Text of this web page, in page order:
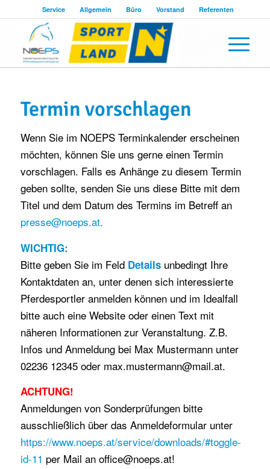
Service Allgemein Büro Vorstand Referenten
Termin vorschlagen
Wenn Sie im NOEPS Terminkalender erscheinen
möchten, können Sie uns gerne einen Termin
vorschlagen. Falls es Anhänge zu diesem Termin
geben sollte, senden Sie uns diese Bitte mit dem
Titel und dem Datum des Termins im Betreff an
presse@noeps.at.
WICHTIG:
Bitte geben Sie im Feld Detailsunbedingt Ihre
Kontaktdaten an, unter denen sich interessierte
Pferdesportler anmelden können und im Idealfall
bitte auch eine Website oder einen Text mit
näheren Informationen zur Veranstaltung. Z.B.
Infos und Anmeldung bei Max Mustermann unter
02236 12345 oder max.mustermann@mail.at.
ACHTUNG!
Anmeldungen von Sonderprüfungen bitte
ausschließlich über das Anmeldeformular unter
https://www.noeps.at/service/downloads/#toggle-
id-11 per Mail an office@noeps.at!